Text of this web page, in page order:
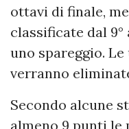
ottavi di finale,
classificate dal
uno spareggio.
verranno
Secondo alcune
almeno 9 punti le